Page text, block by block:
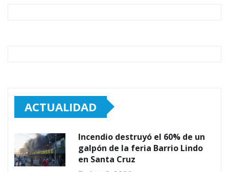
ACTUALIDAD
Incendio destruyó el 60% de un
galpón de la feria Barrio Lindo
en Santa Cruz